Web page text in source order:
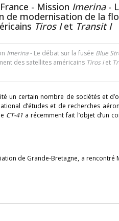
- Mission Imerina -
de modernisation de la
Tiros Iet Transit I
Imerina- Le débat sur la fusée Blue
des satellites américains Tiros Iet
un certain nombre de sociétés et
d’études et de recherches
CT-41 a récemment fait l’objet d’un
de Grande-Bretagne, a rencontré